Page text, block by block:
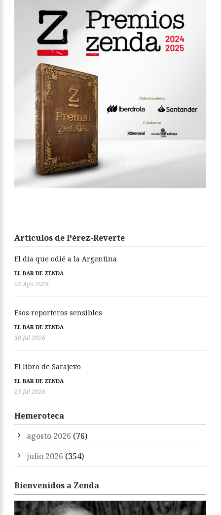
Artículos de Pérez-Reverte
El día que odié a la Argentina
EL BAR DE ZENDA
02 Ago 2026
Esos reporteros sensibles
EL BAR DE ZENDA
30 Jul 2026
El libro de Sarajevo
EL BAR DE ZENDA
23 Jul 2026
Hemeroteca
agosto 2026 (76)
julio 2026 (354)
Bienvenidos a Zenda